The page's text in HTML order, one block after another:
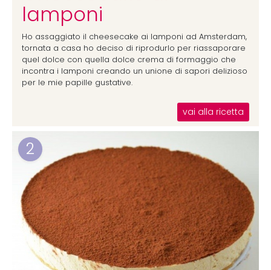
lamponi
Ho assaggiato il cheesecake ai lamponi ad Amsterdam,
tornata a casa ho deciso di riprodurlo per riassaporare
quel dolce con quella dolce crema di formaggio che
incontra i lamponi creando un unione di sapori delizioso
per le mie papille gustative.
vai alla ricetta
2